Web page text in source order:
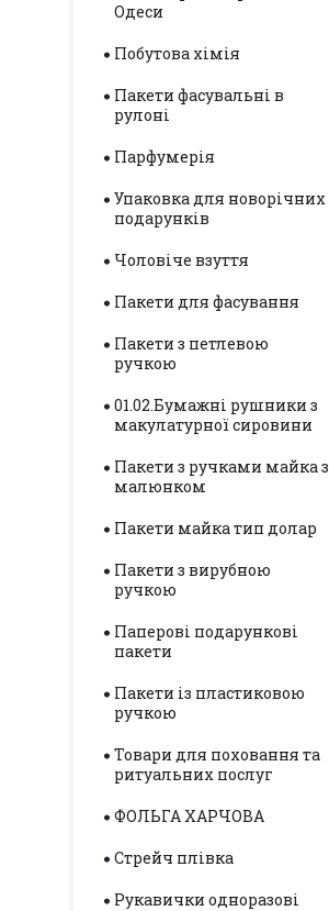
Одеси
Побутова хімія
Пакети фасувальні в
рулоні
Парфумерія
Упаковка для новорічних
подарунків
Чоловіче взуття
Пакети для фасування
Пакети з петлевою
ручкою
01.02.Бумажні рушники з
макулатурної сировини
Пакети з ручками майка з
малюнком
Пакети майка тип долар
Пакети з вирубною
ручкою
Паперові подарункові
пакети
Пакети із пластиковою
ручкою
Товари для поховання та
ритуальних послуг
ФОЛЬГА ХАРЧОВА
Стрейч плівка
Рукавички одноразові